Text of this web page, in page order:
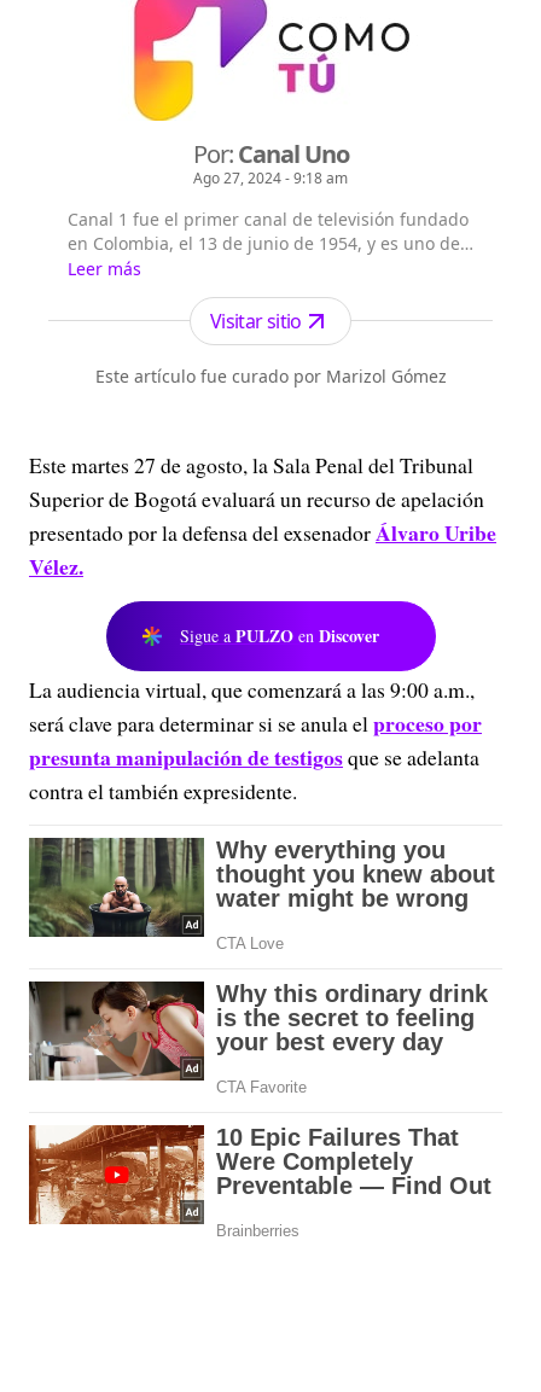
Por:Canal Uno
Ago 27, 2024 - 9:18 am
Canal 1 fue el primer canal de televisión fundado
en Colombia, el 13 de junio de 1954, y es uno de
los tres canales de televisión abierta que llega de
forma gratuita a todo el territorio nacional.n
Leer más
Visitar sitio
Este artículo fue curado por Marizol Gómez
Este martes 27 de agosto, la Sala Penal del Tribunal
Superior de Bogotá evaluará un recurso de apelación
presentado por la defensa del exsenadorÁlvaro Uribe
Vélez.
Sigue a PULZO en Discover
La audiencia virtual, que comenzará a las 9:00 a.m.,
será clave para determinar si se anula elproceso por
presunta manipulación de testigosque se adelanta
contra el también expresidente.